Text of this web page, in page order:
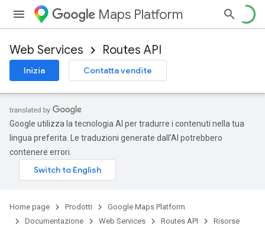
Maps Platform
Web Services Routes API
Inizia Contatta vendite
Google utilizza la tecnologia AI per tradurre i contenuti nella tua
lingua preferita. Le traduzioni generate dall'AI potrebbero
contenere errori.
Home page Prodotti
Google Maps Platform
Documentazione
Web Services Routes API Risorse